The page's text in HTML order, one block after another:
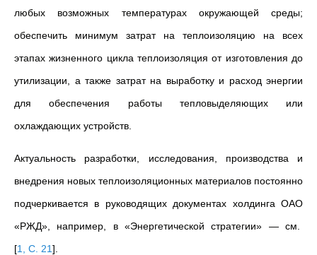
любых возможных температурах окружающей среды;
обеспечить минимум затрат на теплоизоляцию на всех
этапах жизненного цикла теплоизоляция от изготовления до
утилизации, а также затрат на выработку и расход энергии
для обеспечения работы тепловыделяющих или
охлаждающих устройств.
Актуальность разработки, исследования, производства и
внедрения новых теплоизоляционных материалов постоянно
подчеркивается в руководящих документах холдинга ОАО
«РЖД», например, в «Энергетической стратегии» — см.
[1, С. 21]